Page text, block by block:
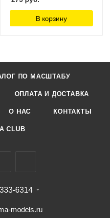
В корзину
ПО МАСШТАБУ
ОПЛАТА И ДОСТАВКА
О НАС КОНТАКТЫ
CLUB
6314
models.ru